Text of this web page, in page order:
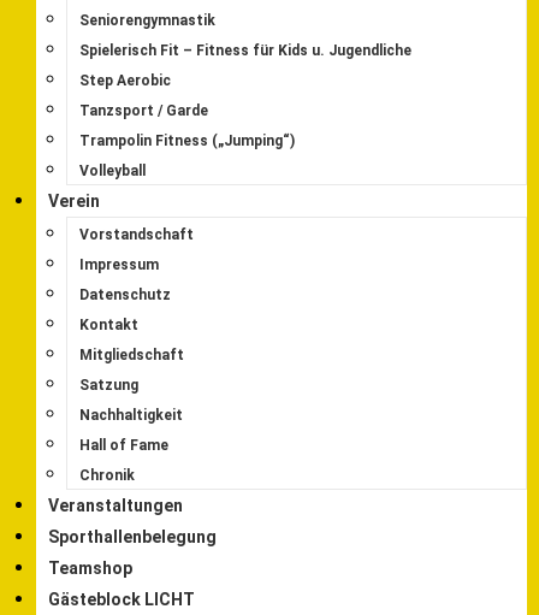
Seniorengymnastik
Spielerisch Fit – Fitness für Kids u. Jugendliche
Step Aerobic
Tanzsport / Garde
Trampolin Fitness („Jumping“)
Volleyball
Verein
Vorstandschaft
Impressum
Datenschutz
Kontakt
Mitgliedschaft
Satzung
Nachhaltigkeit
Hall of Fame
Chronik
Veranstaltungen
Sporthallenbelegung
Teamshop
Gästeblock LICHT